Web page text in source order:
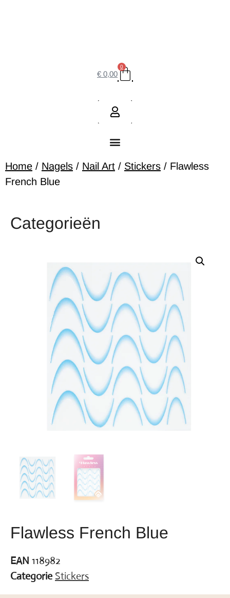
€ 0,00
0
Home / Nagels / Nail Art / Stickers / Flawless
French Blue
Categorieën
Flawless French Blue
EAN 118982
Categorie Stickers